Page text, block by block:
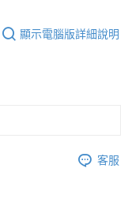
顯示電腦版詳細說明
客服